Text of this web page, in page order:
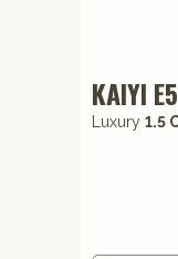
KAIYI E5
Luxury 1.5